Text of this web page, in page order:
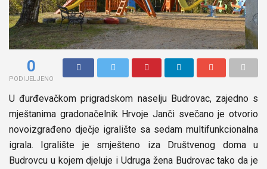
0
PODIJELJENO
U đurđevačkom prigradskom naselju Budrovac, zajedno s
mještanima gradonačelnik Hrvoje Janči svečano je otvorio
novoizgrađeno dječje igralište sa sedam multifunkcionalna
igrala. Igralište je smješteno iza Društvenog doma u
Budrovcu u kojem djeluje i Udruga žena Budrovac tako da je